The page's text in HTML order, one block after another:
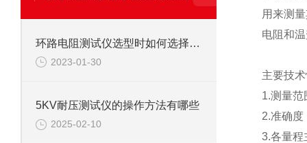
环路电阻测试仪选型时如何选择合适电流值?
2023-01-30
5KV耐压测试仪的操作方法有哪些
2025-02-10
用来测
电阻和
主要技
1.测量范
2.准确度
3.各量程